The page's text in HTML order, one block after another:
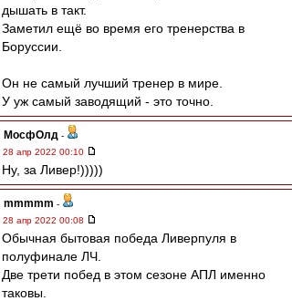
дышать в такт.
Заметил ещё во время его тренерства в
Боруссии.
Он не самый лучший тренер в мире.
У уж самый заводящий - это точно.
МосфОлд -
28 апр 2022 00:10
Ну, за Ливер!)))))
mmmmm -
28 апр 2022 00:08
Обычная бытовая победа Ливерпуля в
полуфинале ЛЧ.
Две трети побед в этом сезоне АПЛ именно
таковы.